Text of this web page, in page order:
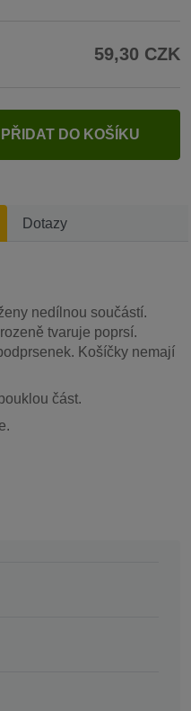
59,30 CZK
PŘIDAT DO KOŠÍKU
Dotazy
nedílnou součástí.
tvaruje poprsí.
Košíčky nemají
část.